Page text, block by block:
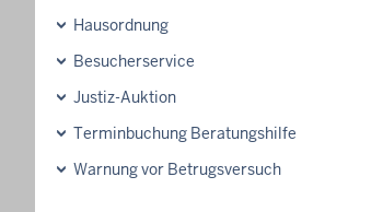
Hausordnung
Besucherservice
Justiz-Auktion
Terminbuchung Beratungshilfe
Warnung vor Betrugsversuch